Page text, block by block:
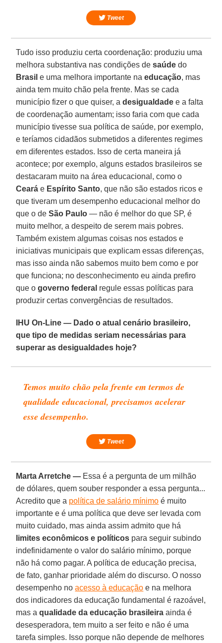
Tweet
Tudo isso produziu certa coordenação: produziu uma
melhora substantiva nas condições desaúde do
Brasil e uma melhora importante naeducação, mas
ainda tem muito chão pela frente. Mas se cada
município fizer o que quiser, adesigualdade e a falta
de coordenação aumentam; isso faria com que cada
município tivesse sua política de saúde, por exemplo,
e teríamos cidadãos submetidos a diferentes regimes
em diferentes estados. Isso de certa maneira já
acontece; por exemplo, alguns estados brasileiros se
destacaram muito na área educacional, como o
Ceará e Espírito Santo, que não são estados ricos e
que tiveram um desempenho educacional melhor do
que o deSão Paulo — não é melhor do que SP, é
muito melhor, a despeito de serem mais pobres.
Também existem algumas coisas nos estados e
iniciativas municipais que explicam essas diferenças,
mas isso ainda não sabemos muito bem como e por
que funciona; no desconhecimento eu ainda prefiro
que o governo federal regule essas políticas para
produzir certas convergências de resultados.
IHU On-Line — Dado o atual cenário brasileiro,
que tipo de medidas seriam necessárias para
superar as desigualdades hoje?
Temos muito chão pela frente em termos de
qualidade educacional, precisamos acelerar
esse desempenho.
Tweet
Marta Arretche — Essa é a pergunta de um milhão
de dólares, quem souber responder a essa pergunta...
Acredito que a política de salário mínimo é muito
importante e é uma política que deve ser levada com
muito cuidado, mas ainda assim admito que há
limites econômicos e políticos para seguir subindo
indefinidamente o valor do salário mínimo, porque
não há como pagar. A política de educação precisa,
de fato, ganhar prioridade além do discurso. O nosso
desempenho noacesso à educação e na melhora
dos indicadores da educação fundamental é razoável,
mas a qualidade da educação brasileira ainda é
desesperadora, tem muito a ser feito e não é uma
tarefa simples. Isso porque não depende de melhores